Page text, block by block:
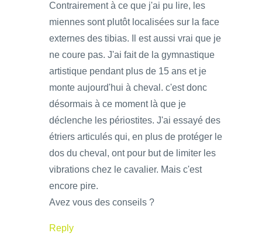
Contrairement à ce que j'ai pu lire, les
miennes sont plutôt localisées sur la face
externes des tibias. Il est aussi vrai que je
ne coure pas. J'ai fait de la gymnastique
artistique pendant plus de 15 ans et je
monte aujourd'hui à cheval. c'est donc
désormais à ce moment là que je
déclenche les périostites. J'ai essayé des
étriers articulés qui, en plus de protéger le
dos du cheval, ont pour but de limiter les
vibrations chez le cavalier. Mais c'est
encore pire.
Avez vous des conseils ?
Reply